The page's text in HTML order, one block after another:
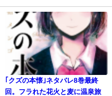
｢クズの本懐｣ネタバレ8巻最終
回。フラれた花火と麦に温泉旅